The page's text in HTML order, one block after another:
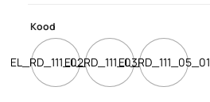
Kood
EL_RD_111_02_01EL_RD_111_03_01EL_RD_111_05_01